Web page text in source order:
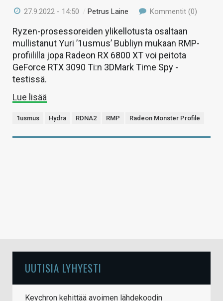
27.9.2022 - 14:50 /Petrus Laine Kommentit (0)
Ryzen-prosessoreiden ylikellotusta osaltaan
mullistanut Yuri ’1usmus’ Bubliyn mukaan RMP-
profiililla jopa Radeon RX 6800 XT voi peitota
GeForce RTX 3090 Ti:n 3DMark Time Spy -
testissä.
Lue lisää
1usmus Hydra RDNA2 RMP Radeon Monster Profile
UUTISIA LYHYESTI
Keychron kehittää avoimen lähdekoodin